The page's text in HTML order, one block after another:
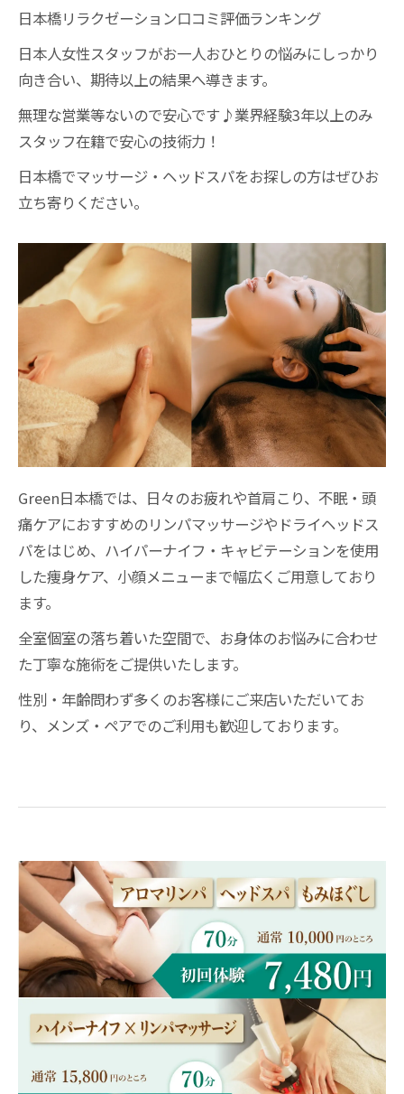
日本橋リラクゼーション口コミ評価ランキング
日本人女性スタッフがお一人おひとりの悩みにしっかり
向き合い、期待以上の結果へ導きます。
無理な営業等ないので安心です♪業界経験3年以上のみ
スタッフ在籍で安心の技術力！
日本橋でマッサージ・ヘッドスパをお探しの方はぜひお
立ち寄りください。
Green日本橋では、日々のお疲れや首肩こり、不眠・頭
痛ケアにおすすめのリンパマッサージやドライヘッドス
パをはじめ、ハイパーナイフ・キャビテーションを使用
した痩身ケア、小顔メニューまで幅広くご用意しており
ます。
全室個室の落ち着いた空間で、お身体のお悩みに合わせ
た丁寧な施術をご提供いたします。
性別・年齢問わず多くのお客様にご来店いただいてお
り、メンズ・ペアでのご利用も歓迎しております。